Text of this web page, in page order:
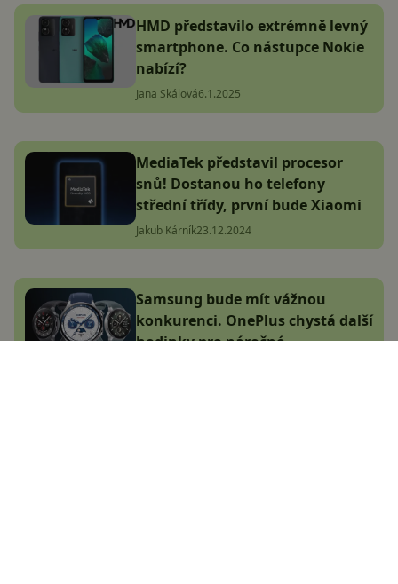
HMD představilo extrémně levný
smartphone. Co nástupce Nokie
nabízí?
Jana Skálová6.1.2025
MediaTek představil procesor
snů! Dostanou ho telefony
střední třídy, první bude Xiaomi
Jakub Kárník23.12.2024
Samsung bude mít vážnou
konkurenci. OnePlus chystá další
hodinky pro náročné